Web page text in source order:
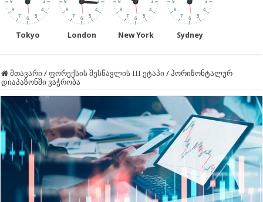
Tokyo London New York Sydney
მთავარი / ფორექსის შესწავლის III ეტაპი / ჰორიზონტალურ
დიაპაზონში ვაჭრობა